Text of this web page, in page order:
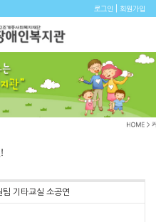
로그인 회원가입
기타교실 소공연